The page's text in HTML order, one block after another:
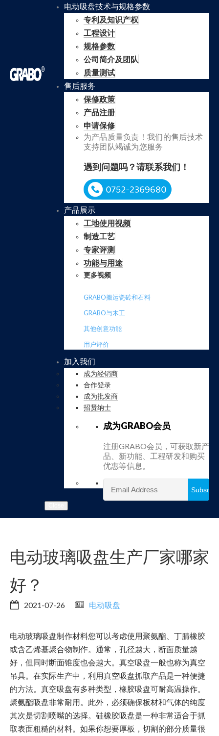
电动吸盘技术与规格参数
专利及知识产权
工程设计
规格参数
公司简介及团队
质量测试
售后服务
保修政策
产品注册
申请保修
为产品质量负责！我们的售后技术
支持团队竭诚为您服务
遇到问题吗？请联系我们！
产品展示
工地使用视频
制造工艺
专家评测
功能与用途
更多视频
GRABO搬运瓷砖和石料
GRABO与木工
其他创意功能
用户评价
加入我们
成为经销商
合作登录
成为批发商
招贤纳士
成为GRABO会员
注册GRABO会员，可获取新产
品、新功能、工程研发和购买
优惠等信息。
电动玻璃吸盘生产厂家哪家
好？
2021-07-26 电动吸盘
电动玻璃吸盘制作材料您可以考虑使用聚氨酯、丁腈橡胶
或含乙烯基聚合物制作。通常，孔径越大，断面质量越
好，但同时断面锥度也会越大。真空吸盘一般也称为真空
吊具。在实际生产中，利用真空吸盘抓取产品是一种便捷
的方法。真空吸盘有多种类型，橡胶吸盘可耐高温操作。
聚氨酯吸盘非常耐用。此外，必须确保板材和气体的纯度
其次是切割喷嘴的选择。硅橡胶吸盘是一种非常适合于抓
取表面粗糙的材料。如果你想要厚板，切割的部分质量很